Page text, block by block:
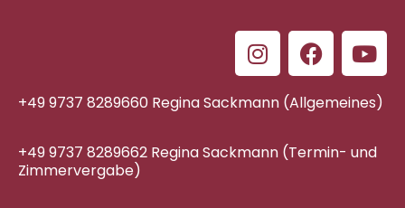
+49 9737 8289660 Regina Sackmann (Allgemeines)
+49 9737 8289662 Regina Sackmann (Termin- und
Zimmervergabe)